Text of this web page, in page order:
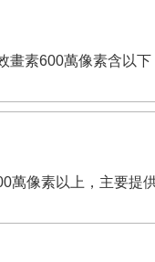
素600萬像素含以
像素以上，主要提